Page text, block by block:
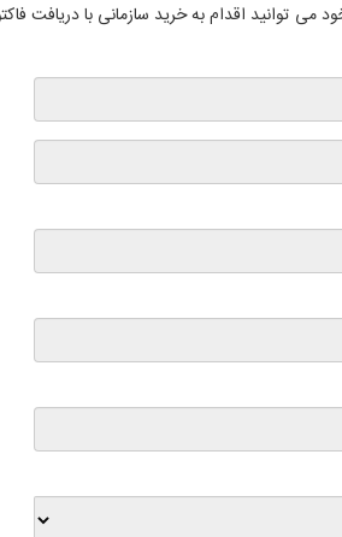
می توانید اقدام به خرید سازمانی با دریافت